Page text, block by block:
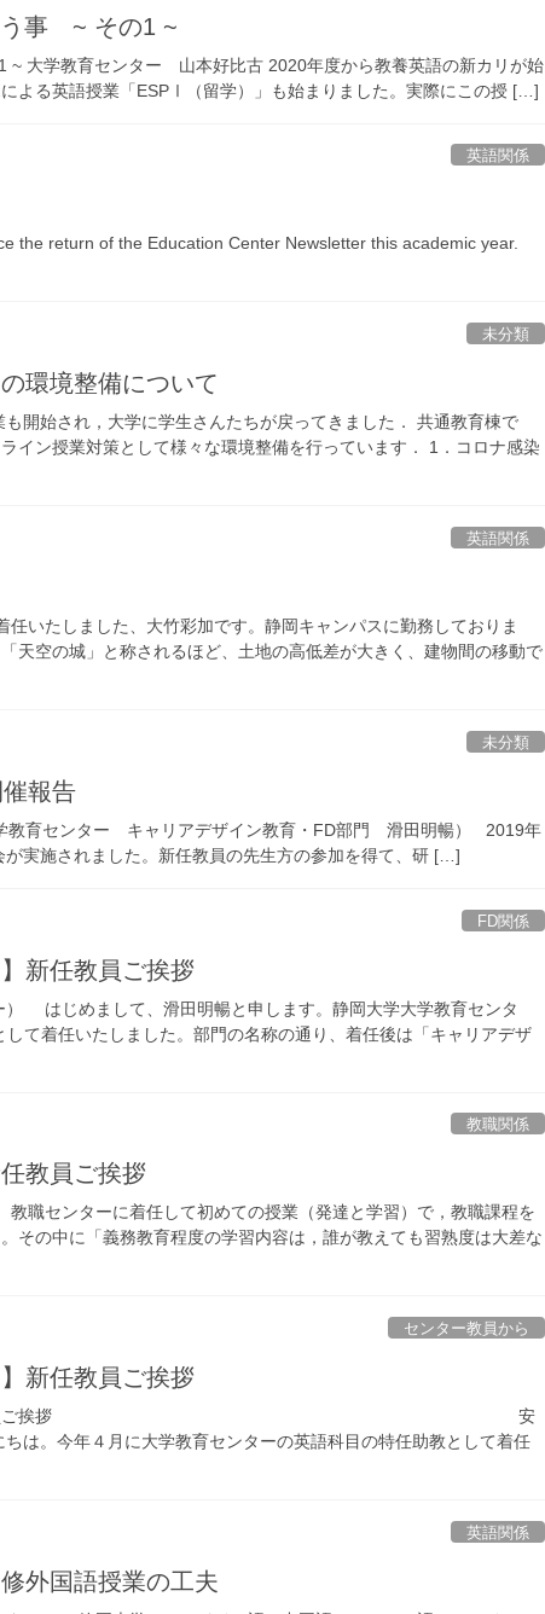
う事 ~ その1 ~
~ 大学教育センター 山本好比古 2020年度から教養英語の新カリが始
よる英語授業「ESPⅠ（留学）」も始まりました。実際にこの授 […]
英語関係
the return of the Education Center Newsletter this academic year.
未分類
環境整備について
開始され，大学に学生さんたちが戻ってきました． 共通教育棟で
イン授業対策として様々な環境整備を行っています． 1．コロナ感染
英語関係
いたしました、大竹彩加です。静岡キャンパスに勤務しておりま
天空の城」と称されるほど、土地の高低差が大きく、建物間の移動で
未分類
報告
教育センター キャリアデザイン教育・FD部門 滑田明暢） 2019年
実施されました。新任教員の先生方の参加を得て、研 […]
FD関係
新任教員ご挨拶
） はじめまして、滑田明暢と申します。静岡大学大学教育センタ
て着任いたしました。部門の名称の通り、着任後は「キャリアデザ
教職関係
教員ご挨拶
職センターに着任して初めての授業（発達と学習）で，教職課程を
その中に「義務教育程度の学習内容は，誰が教えても習熟度は大差な
センター教員から
新任教員ご挨拶
ご挨拶 安
は。今年４月に大学教育センターの英語科目の特任助教として着任
英語関係
外国語授業の工夫